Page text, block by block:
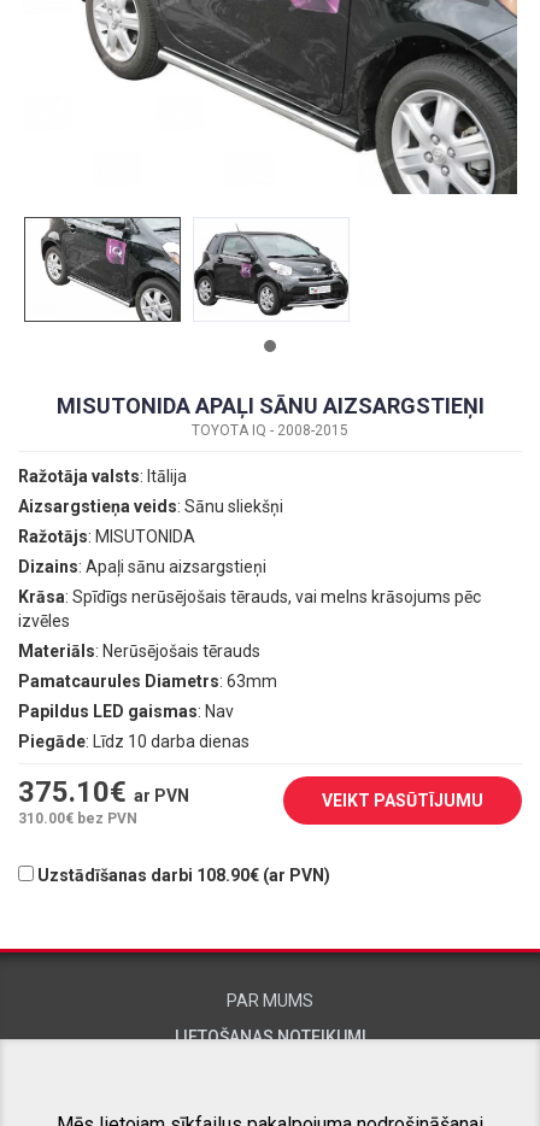
MISUTONIDA APAĻI SĀNU AIZSARGSTIEŅI
TOYOTA IQ - 2008-2015
Ražotāja valsts: Itālija
Aizsargstieņa veids: Sānu sliekšņi
Ražotājs: MISUTONIDA
Dizains: Apaļi sānu aizsargstieņi
Krāsa: Spīdīgs nerūsējošais tērauds, vai melns krāsojums pēc
izvēles
Materiāls: Nerūsējošais tērauds
Pamatcaurules Diametrs: 63mm
Papildus LED gaismas: Nav
Piegāde: Līdz 10 darba dienas
375.10€ ar PVN
310.00€ bez PVN
VEIKT PASŪTĪJUMU
Uzstādīšanas darbi 108.90€ (ar PVN)
PAR MUMS
LIETOŠANAS NOTEIKUMI